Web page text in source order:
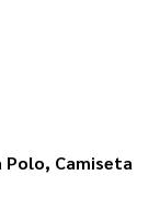
Polo, Camiseta